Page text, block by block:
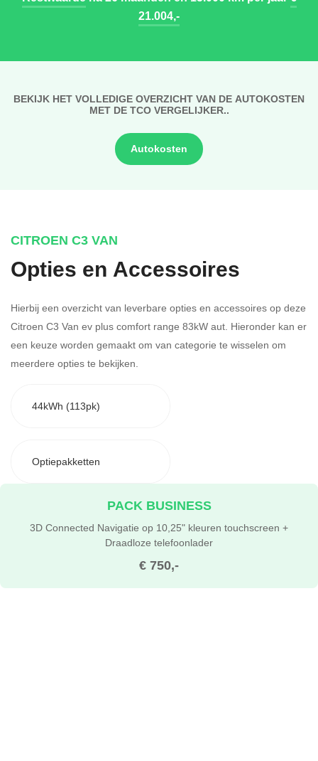
21.004,-
BEKIJK HET VOLLEDIGE OVERZICHT VAN DE AUTOKOSTEN
MET DE TCO VERGELIJKER..
Autokosten
CITROEN C3 VAN
Opties en Accessoires
Hierbij een overzicht van leverbare opties en accessoires op deze
Citroen C3 Van ev plus comfort range 83kW aut. Hieronder kan er
een keuze worden gemaakt om van categorie te wisselen om
meerdere opties te bekijken.
44kWh (113pk)
Optiepakketten
€ 750,-
PACK BUSINESS
3D Connected Navigatie op 10,25" kleuren touchscreen +
Draadloze telefoonlader